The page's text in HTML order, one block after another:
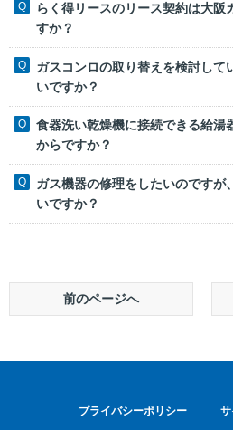
らく得リースのリース契約は大阪
すか？
ガスコンロの取り替えを検討して
いですか？
食器洗い乾燥機に接続できる給湯
からですか？
ガス機器の修理をしたいのですが
いですか？
前のページへ
プライバシーポリシー